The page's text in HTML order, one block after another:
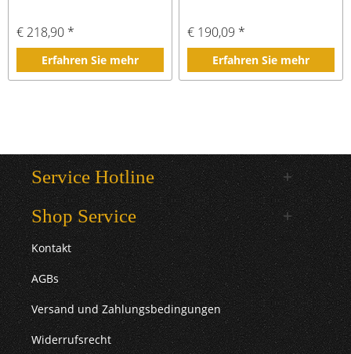
€ 218,90 *
Erfahren Sie mehr
€ 190,09 *
Erfahren Sie mehr
Service Hotline
Shop Service
Kontakt
AGBs
Versand und Zahlungsbedingungen
Widerrufsrecht